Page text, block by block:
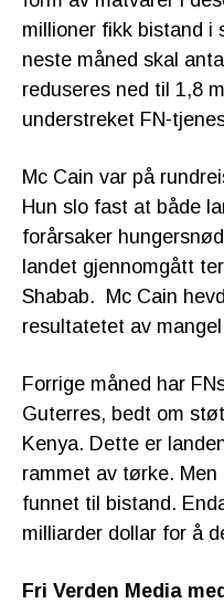
millioner fikk bistand i
neste måned skal
reduseres ned til 1,8
understreket FN-
Mc Cain var på
Hun slo fast at både
forårsaker
landet gjennomgått
Shabab. Mc Cain
resultatetet av
Forrige måned har
Guterres, bedt om
Kenya. Dette er
rammet av tørke.
funnet til bistand.
milliarder dollar for å
Fri Verden Media